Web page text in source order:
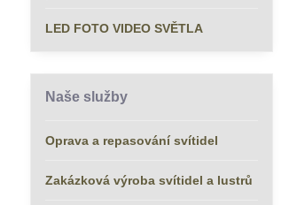
LED FOTO VIDEO SVĚTLA
Naše služby
Oprava a repasování svítidel
Zakázková výroba svítidel a lustrů